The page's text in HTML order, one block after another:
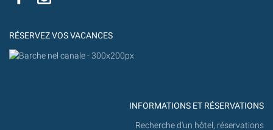
MILANO
RÉSERVEZ VOS VACANCES
INFORMATIONS ET RÉSERVATIONS
Recherche d'un hôtel, réservations